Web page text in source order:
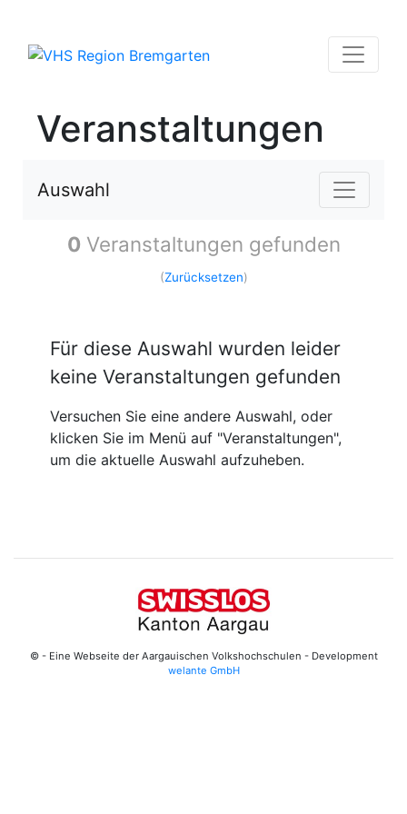
Veranstaltungen
Auswahl
0 Veranstaltungen gefunden
(Zurücksetzen)
Für diese Auswahl wurden leider
keine Veranstaltungen gefunden
Versuchen Sie eine andere Auswahl, oder
klicken Sie im Menü auf "Veranstaltungen",
um die aktuelle Auswahl aufzuheben.
© - Eine Webseite der Aargauischen Volkshochschulen - Development
welante GmbH